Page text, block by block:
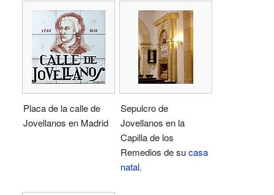
Placa de la calle de
Jovellanos en Madrid
Sepulcro de
Jovellanos en la
Capilla de los
Remedios de sucasa
natal.